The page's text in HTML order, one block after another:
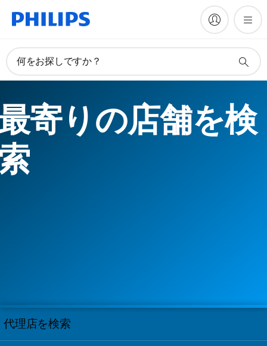
何をお探しですか？
寄りの店舗を検
代理店を検索